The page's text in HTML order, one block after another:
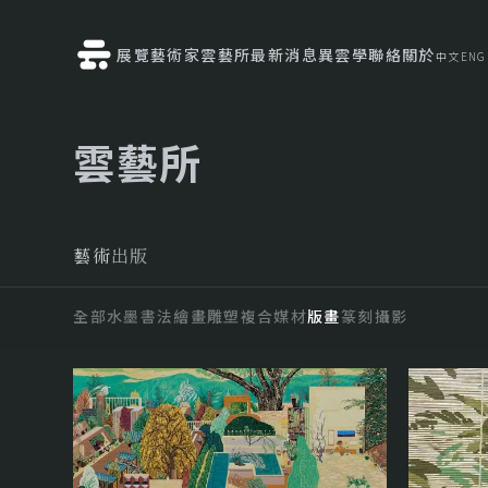
展覽藝術家雲藝所最新消息異雲學聯絡關於中文
雲藝所
藝術出版
全部水墨書法繪畫雕塑複合媒材版畫篆刻攝影